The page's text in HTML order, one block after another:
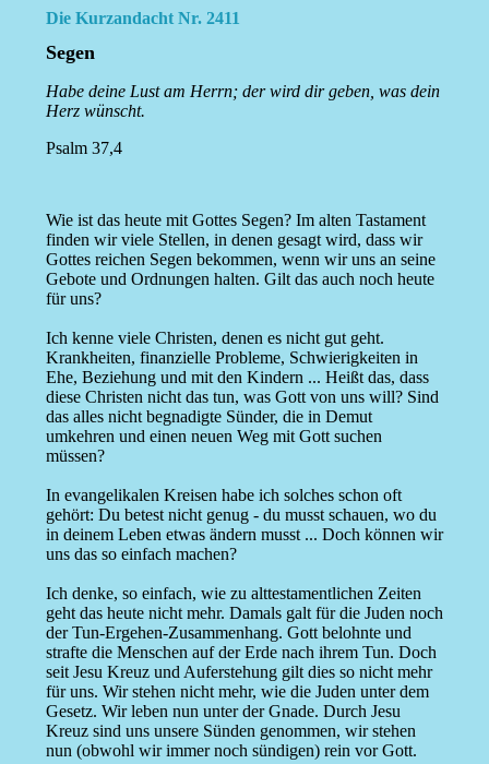
Die Kurzandacht Nr. 2411
Segen
Habe deine Lust am Herrn; der wird dir geben, was dein
Herz wünscht.
Psalm 37,4
Wie ist das heute mit Gottes Segen? Im alten Tastament
finden wir viele Stellen, in denen gesagt wird, dass wir
Gottes reichen Segen bekommen, wenn wir uns an seine
Gebote und Ordnungen halten. Gilt das auch noch heute
für uns?
Ich kenne viele Christen, denen es nicht gut geht.
Krankheiten, finanzielle Probleme, Schwierigkeiten in
Ehe, Beziehung und mit den Kindern ... Heißt das, dass
diese Christen nicht das tun, was Gott von uns will? Sind
das alles nicht begnadigte Sünder, die in Demut
umkehren und einen neuen Weg mit Gott suchen
müssen?
In evangelikalen Kreisen habe ich solches schon oft
gehört: Du betest nicht genug - du musst schauen, wo du
in deinem Leben etwas ändern musst ... Doch können wir
uns das so einfach machen?
Ich denke, so einfach, wie zu alttestamentlichen Zeiten
geht das heute nicht mehr. Damals galt für die Juden noch
der Tun-Ergehen-Zusammenhang. Gott belohnte und
strafte die Menschen auf der Erde nach ihrem Tun. Doch
seit Jesu Kreuz und Auferstehung gilt dies so nicht mehr
für uns. Wir stehen nicht mehr, wie die Juden unter dem
Gesetz. Wir leben nun unter der Gnade. Durch Jesu
Kreuz sind uns unsere Sünden genommen, wir stehen
nun (obwohl wir immer noch sündigen) rein vor Gott.